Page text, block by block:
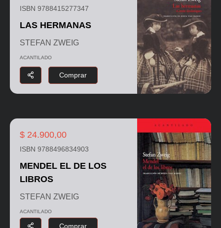
ISBN 9788415277347
LAS HERMANAS
STEFAN ZWEIG
ACANTILADO
Comprar
$ 24.900,00
ISBN 9788496834903
MENDEL EL DE LOS
LIBROS
STEFAN ZWEIG
ACANTILADO
Comprar